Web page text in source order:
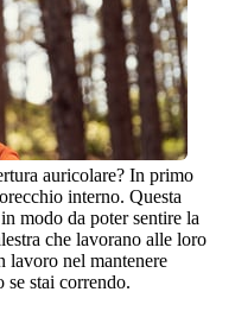
auricolare? In primo
interno. Questa
modo da poter sentire la
che lavorano alle loro
lavoro nel mantenere
stai correndo.